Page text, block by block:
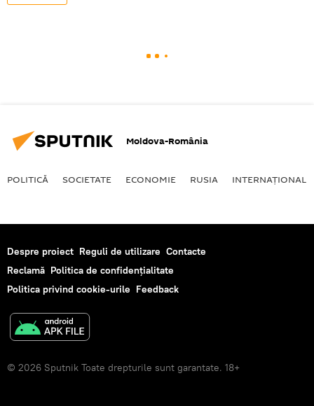
Moldova-România
POLITICĂ SOCIETATE ECONOMIE RUSIA INTERNAŢIONAL
Despre proiect Reguli de utilizare Contacte
Reclamă Politica de confidențialitate
Politica privind cookie-urile Feedback
© 2026 Sputnik Toate drepturile sunt garantate. 18+